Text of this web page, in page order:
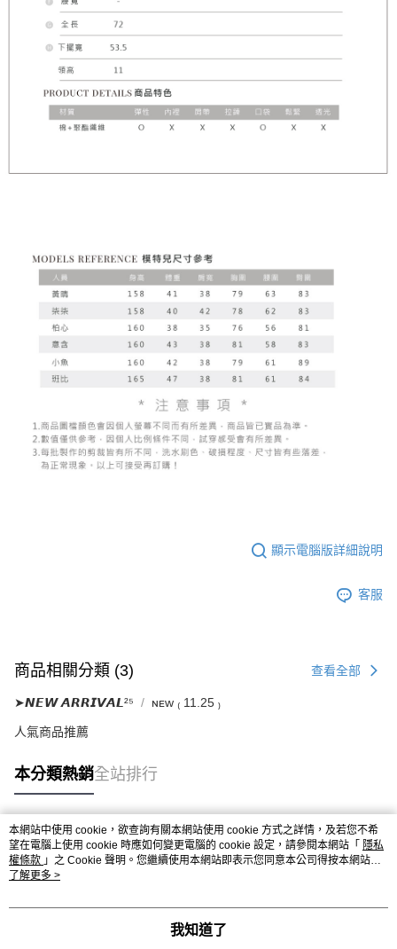
顯示電腦版詳細說明
客服
商品相關分類 (3) 查看全部
➤𝙉𝙀𝙒 𝘼𝙍𝙍𝙄𝙑𝘼𝙇²⁵ ɴᴇᴡ ₍ 11.25 ₎
人氣商品推薦
本分類熱銷全站排行
熱門標籤
本網站中使用 cookie，欲查詢有關本網站使用 cookie 方式之詳情，及若您不希
望在電腦上使用 cookie 時應如何變更電腦的 cookie 設定，請參閱本網站「 隱私
權條款 」之 Cookie 聲明。您繼續使用本網站即表示您同意本公司得按本網站使
用條款之 Cookie 聲明使用 cookie。
了解更多 >
我知道了